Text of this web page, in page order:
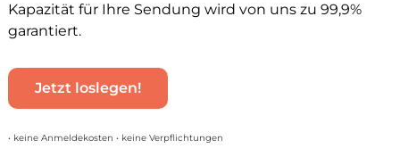
Kapazität für Ihre Sendung wird von uns zu 99,9%
garantiert.
Jetzt loslegen!
• keine Anmeldekosten • keine Verpflichtungen